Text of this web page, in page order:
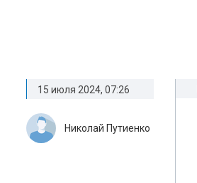
15 июля 2024, 07:26
Николай Путиенко